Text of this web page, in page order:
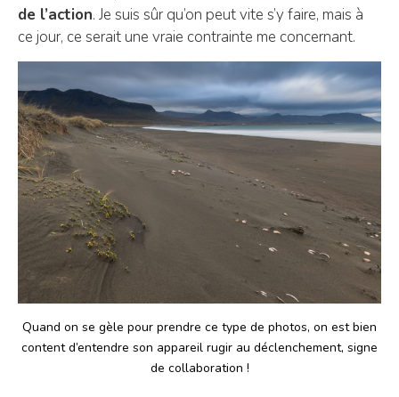
de l’action. Je suis sûr qu’on peut vite s’y faire, mais à
ce jour, ce serait une vraie contrainte me concernant.
Quand on se gèle pour prendre ce type de photos, on est bien
content d’entendre son appareil rugir au déclenchement, signe
de collaboration !